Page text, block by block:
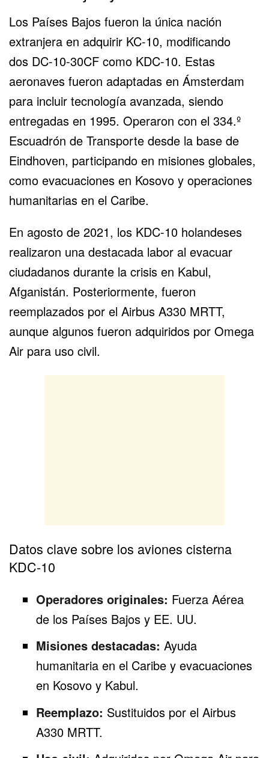
Los Países Bajos fueron la única nación
extranjera en adquirir KC-10, modificando
dos DC-10-30CF como KDC-10. Estas
aeronaves fueron adaptadas en Ámsterdam
para incluir tecnología avanzada, siendo
entregadas en 1995. Operaron con el 334.º
Escuadrón de Transporte desde la base de
Eindhoven, participando en misiones globales,
como evacuaciones en Kosovo y operaciones
humanitarias en el Caribe.
En agosto de 2021, los KDC-10 holandeses
realizaron una destacada labor al evacuar
ciudadanos durante la crisis en Kabul,
Afganistán. Posteriormente, fueron
reemplazados por el Airbus A330 MRTT,
aunque algunos fueron adquiridos por Omega
Air para uso civil.
Datos clave sobre los aviones cisterna
KDC-10
Operadores originales: Fuerza Aérea
de los Países Bajosy EE. UU.
Misiones destacadas: Ayuda
humanitaria en el Caribe y evacuaciones
en Kosovo y Kabul.
Reemplazo: Sustituidos por el Airbus
A330 MRTT.